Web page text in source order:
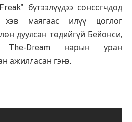
бүтээлүүдээ сонсогчдод
маягаас илүү цоглог
дуулсан төдийгүй Бейонси,
The-Dream нарын уран
ажилласан гэнэ.